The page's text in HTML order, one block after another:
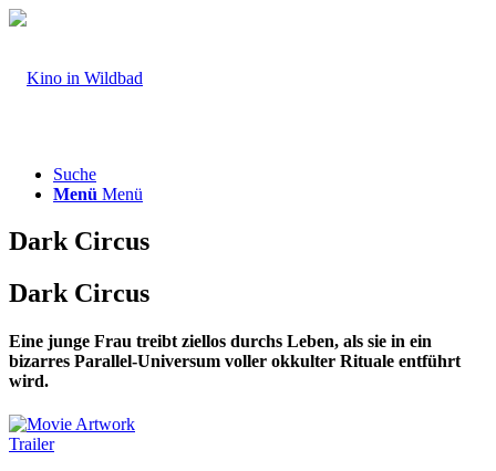
Suche
Menü Menü
Dark Circus
Dark Circus
Eine junge Frau treibt ziellos durchs Leben, als sie in ein
bizarres Parallel-Universum voller okkulter Rituale entführt
wird.
Trailer